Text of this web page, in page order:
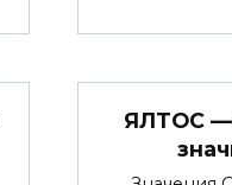
ЯЛТОС —